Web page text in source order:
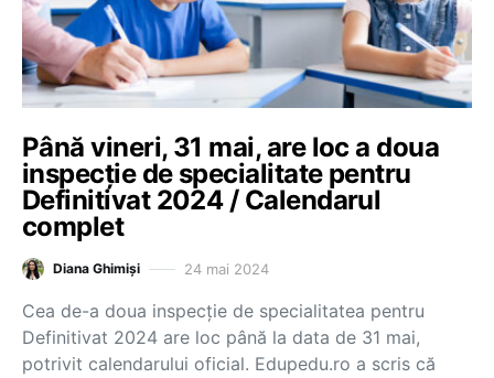
Până vineri, 31 mai, are loc a doua
inspecție de specialitate pentru
Definitivat 2024 / Calendarul
complet
Diana Ghimiși 24 mai 2024
Cea de-a doua inspecție de specialitatea pentru
Definitivat 2024 are loc până la data de 31 mai,
potrivit calendarului oficial. Edupedu.ro a scris că